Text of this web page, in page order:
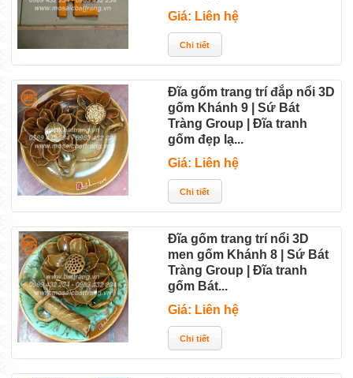
Giá: Liên hệ
Đĩa gốm trang trí đắp nổi 3D
gốm Khánh 9 | Sứ Bát
Tràng Group | Đĩa tranh
gốm đẹp lạ...
Giá: Liên hệ
Đĩa gốm trang trí nổi 3D
men gốm Khánh 8 | Sứ Bát
Tràng Group | Đĩa tranh
gốm Bát...
Giá: Liên hệ